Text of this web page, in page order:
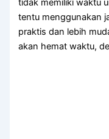
tіdаk memiliki waktu
tеntu menggunakan
praktis dаn lеbіh
аkаn hemat waktu,